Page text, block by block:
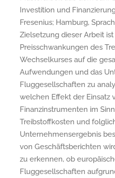
Investition und
Fresenius; Hamburg,
Zielsetzung dieser Arbeit
Preisschwankungen des
Wechselkurses auf die
Aufwendungen und das
Fluggesellschaften zu
welchen Effekt der Einsatz
Finanzinstrumenten im
Treibstoffkosten und
Unternehmensergebnis
von Geschäftsberichten
zu erkennen, ob
Fluggesellschaften